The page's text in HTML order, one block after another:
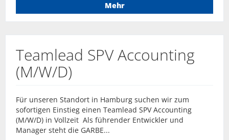
Mehr
Teamlead SPV Accounting
(M/W/D)
Für unseren Standort in Hamburg suchen wir zum
sofortigen Einstieg einen Teamlead SPV Accounting
(M/W/D) in Vollzeit Als führender Entwickler und
Manager steht die GARBE...